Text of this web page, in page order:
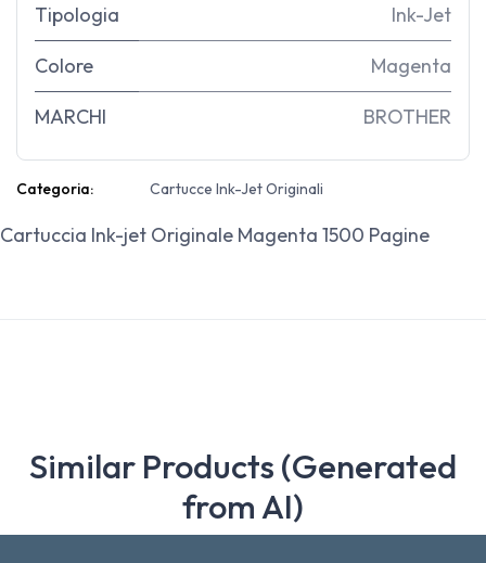
Tipologia Ink-Jet
Colore Magenta
MARCHI BROTHER
Categoria: Cartucce Ink-Jet Originali
Cartuccia Ink-jet Originale Magenta 1500 Pagine
Similar Products (Generated
from AI)